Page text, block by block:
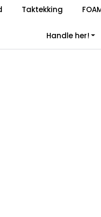
Taktekking
Handle her!